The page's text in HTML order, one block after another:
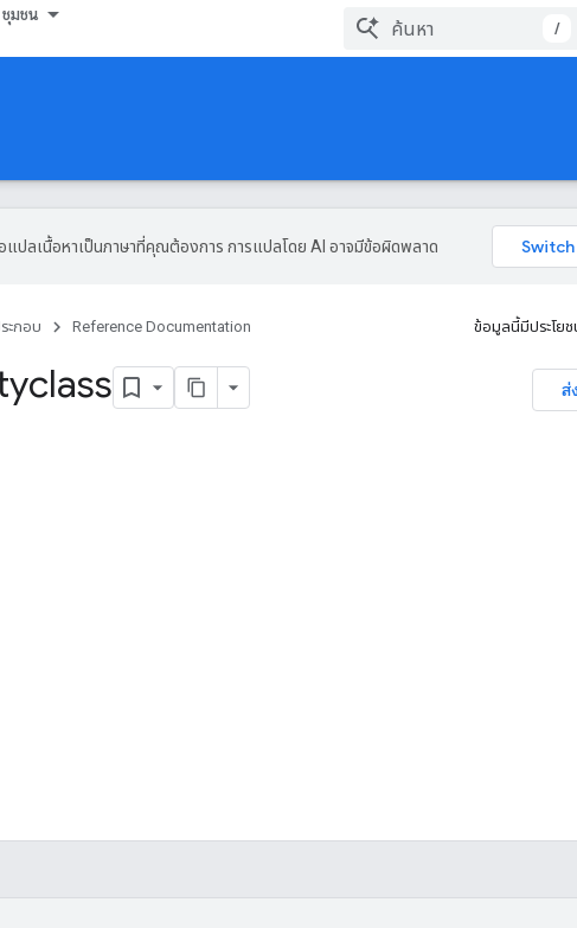
ชุมชน
/
แปลเนื้อหาเป็นภาษาที่คุณต้องการ การแปลโดย AI อาจมีข้อผิดพลาด
ะกอบ Reference Documentation ข้อมูลนี้มีประโยช
ส่